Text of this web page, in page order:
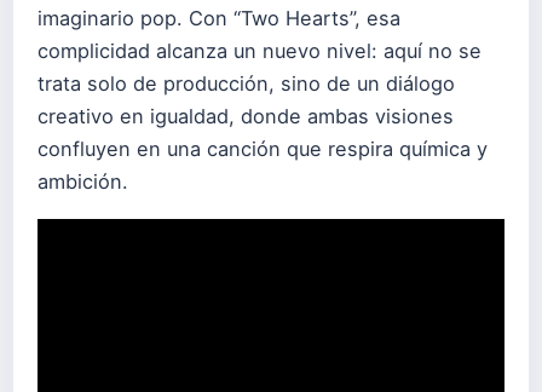
imaginario pop. Con “Two Hearts”, esa
complicidad alcanza un nuevo nivel: aquí no se
trata solo de producción, sino de un diálogo
creativo en igualdad, donde ambas visiones
confluyen en una canción que respira química y
ambición.